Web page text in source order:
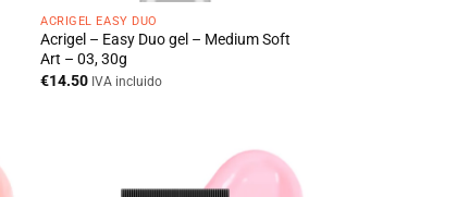
ACRIGEL EASY DUO
Acrigel – Easy Duo gel – Medium Soft
Art – 03, 30g
€14.50 IVA incluido